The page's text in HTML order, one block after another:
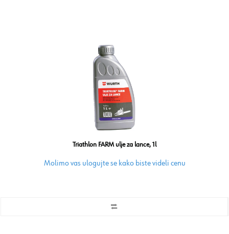
Triathlon FARM ulje za lance, 1l
Molimo vas ulogujte se kako biste videli cenu